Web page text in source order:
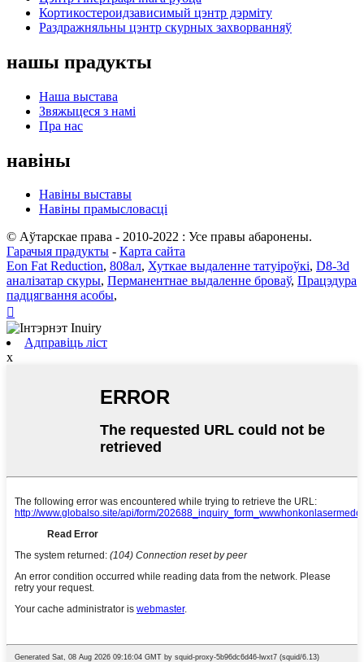
Кортикостероидзависимый цэнтр дэрміту
Раздражняльны цэнтр скурных захворванняў
нашы прадукты
Наша выстава
Звяжыцеся з намі
Пра нас
навіны
Навіны выставы
Навіны прамысловасці
© Аўтарскае права - 2010-2022 : Усе правы абаронены.
Гарачыя прадукты - Карта сайта
Eon Fat Reduction, 808ал, Хуткае выдаленне татуіроўкі, D8-3d
аналізатар скуры, Перманентнае выдаленне броваў, Працэдура
падцягвання асобы,

Адправіць ліст
x